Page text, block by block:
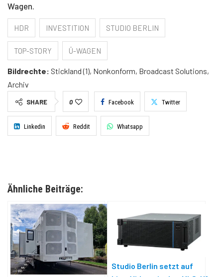
Wagen.
HDR INVESTITION STUDIO BERLIN
TOP-STORY Ü-WAGEN
Bildrechte: Stickland (1), Nonkonform, Broadcast Solutions,
Archiv
SHARE 0 Facebook Twitter
Linkedin Reddit Whatsapp
Ähnliche Beiträge:
Studio Berlin setzt auf